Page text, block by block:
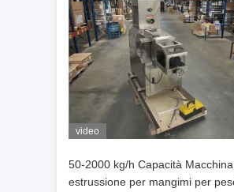
video
50-2000 kg/h Capacità
estrussione per mangimi per